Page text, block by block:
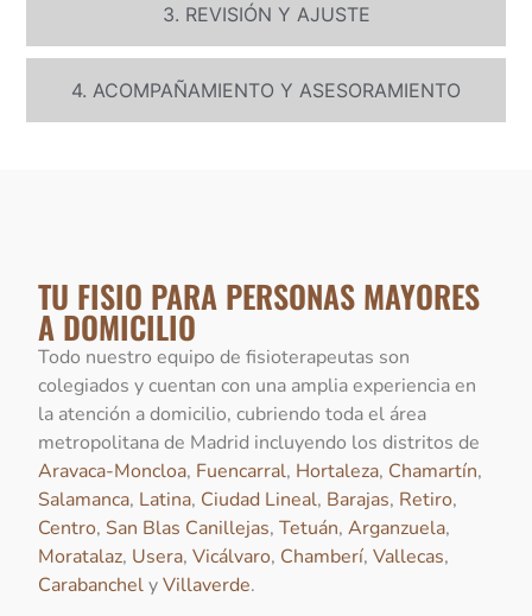
3. REVISIÓN Y AJUSTE
4. ACOMPAÑAMIENTO Y ASESORAMIENTO
TU FISIO PARA PERSONAS MAYORES
A DOMICILIO
Todo nuestro equipo de fisioterapeutas son
colegiados y cuentan con una amplia experiencia en
la atención a domicilio, cubriendo toda el área
metropolitana de Madrid incluyendo los distritos de
Aravaca-Moncloa, Fuencarral, Hortaleza, Chamartín,
Salamanca, Latina, Ciudad Lineal, Barajas, Retiro,
Centro, San Blas Canillejas,Tetuán,Arganzuela,
Moratalaz, Usera,Vicálvaro, Chamberí,Vallecas,
CarabanchelyVillaverde.